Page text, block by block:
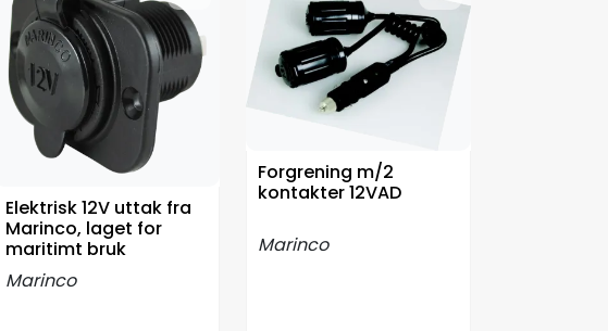
Elektrisk 12V uttak fra
Marinco, laget for
maritimt bruk
Marinco
Forgrening m/2
kontakter 12VAD
Marinco